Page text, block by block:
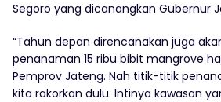
Segoro yang dicanangkan Gubernur
“Tahun depan direncanakan juga
penanaman 15 ribu bibit mangrove
Pemprov Jateng. Nah titik-titik
kita rakorkan dulu. Intinya kawasan